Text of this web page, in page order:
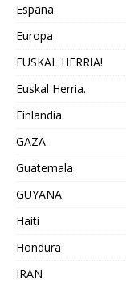
España
Europa
EUSKAL HERRIA!
Euskal Herria.
Finlandia
GAZA
Guatemala
GUYANA
Haiti
Hondura
IRAN